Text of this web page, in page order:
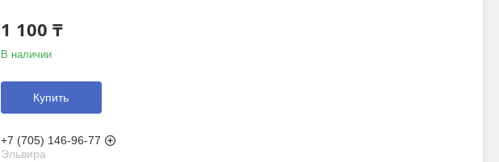
1 100 ₸
В наличии
Купить
+7 (705) 146-96-77
Эльвира